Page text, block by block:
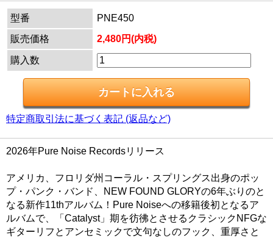
型番
PNE450
販売価格
2,480円(内税)
購入数
特定商取引法に基づく表記 (返品など)
2026年Pure Noise Recordsリリース
アメリカ、フロリダ州コーラル・スプリングス出身のポッ
プ・パンク・バンド、NEW FOUND GLORYの6年ぶりのと
なる新作11thアルバム！Pure Noiseへの移籍後初となるア
ルバムで、「Catalyst」期を彷彿とさせるクラシックNFGな
ギターリフとアンセミックで文句なしのフック、重厚さと